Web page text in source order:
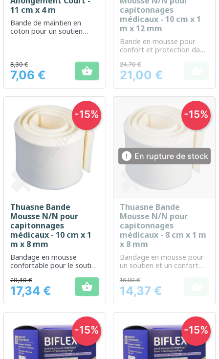
11 cm x 4 m
Bande de maintien en
coton pour un soutien
Prix
8,30 €
7,06 € 
capitonnages
médicaux - 10 cm x 1
m x 12 mm
Bande en mousse pour
confort et protection dans
Prix
24,70 €
21,00 €
Thuasne Bande
Mousse N/N pour
capitonnages
médicaux - 10 cm x 1
m x 8 mm
Bandage en mousse
confortable pour le soutien
articulations et des
muscles
Prix
20,40 €
17,34 € 
-15%
 En rupture de stock
Thuasne Bande
Mousse N/N pour
capitonnages
médicaux - 8 cm x 1 m
x 8 mm
Bandage en mousse pour
un soutien et un confort
Prix
16,90 €
14,37 €
-15%
-15% -15%